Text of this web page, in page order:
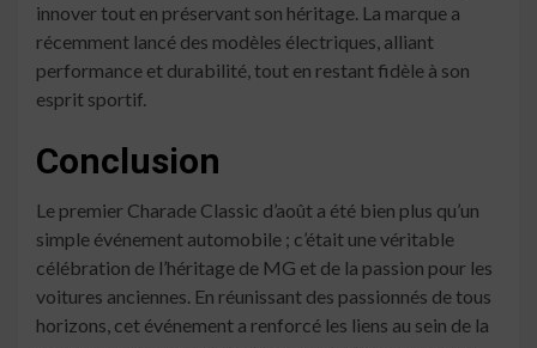
innover tout en préservant son héritage. La marque a
récemment lancé des modèles électriques, alliant
performance et durabilité, tout en restant fidèle à son
esprit sportif.
Conclusion
Le premier Charade Classic d’août a été bien plus qu’un
simple événement automobile ; c’était une véritable
célébration de l’héritage de MG et de la passion pour les
voitures anciennes. En réunissant des passionnés de tous
horizons, cet événement a renforcé les liens au sein de la